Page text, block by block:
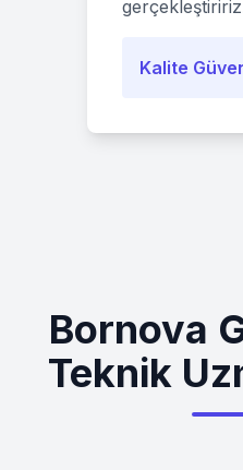
Kalite
Bornova
Teknik